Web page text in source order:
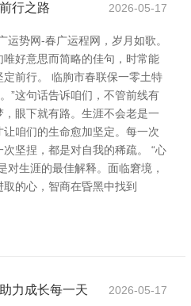
行之路 2026-05-17
势网-春广运程网，岁月如歌。
好意思而简略的佳句，时常能
前行。 临朐市春联保一零土特
”这句话告诉咱们，不管前线有
眼下就有路。生涯不会老是一
咱们的生命愈加坚定。每一次
坚捏，都是对自我的稀疏。 “心
对生涯的最佳解释。面临窘境，
的心，智商在昏黑中找到
力成长每一天 2026-05-17